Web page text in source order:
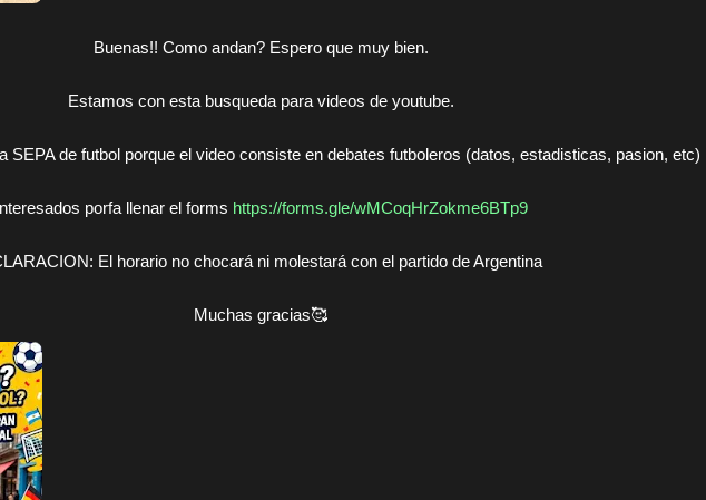
Buenas!! Como andan? Espero que muy bien.
Estamos con esta busqueda para videos de youtube.
SEPA de futbol porque el video consiste en debates futboleros (datos, estadisticas, pasion, etc)
porfa llenar el forms https://forms.gle/wMCoqHrZokme6BTp9
El horario no chocará ni molestará con el partido de Argentina
Muchas gracias🥰